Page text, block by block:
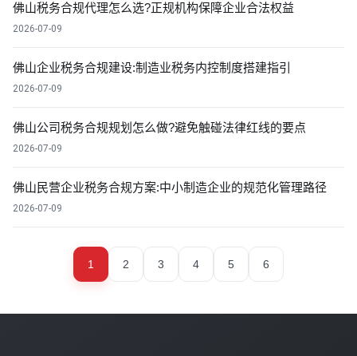
佛山税务合规代理怎么选?正规机构保障企业合法权益
2026-07-09
佛山企业税务合规建设:制造业税务内控制度搭建指引
2026-07-09
佛山公司税务合规规划怎么做?避免触碰法律红线的要点
2026-07-09
佛山民营企业税务合规方案:中小制造企业的规范化管理路径
2026-07-09
1 2 3 4 5 6